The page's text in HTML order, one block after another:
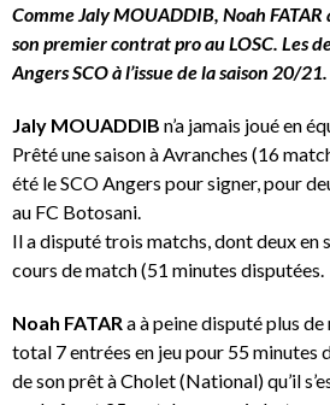
Comme Jaly MOUADDIB, Noah
son premier contrat pro au LOSC. Les
Angers SCO à l’issue de la saison 20/
Jaly MOUADDIB n’a jamais joué en
Prêté une saison à Avranches (16
été le SCO Angers pour signer, pour
au FC Botosani.
Il a disputé trois matchs, dont deux en
cours de match (51 minutes disputées.
Noah FATARa à peine disputé plus
total 7 entrées en jeu pour 55 minutes
de son prêt à Cholet (National) qu’il